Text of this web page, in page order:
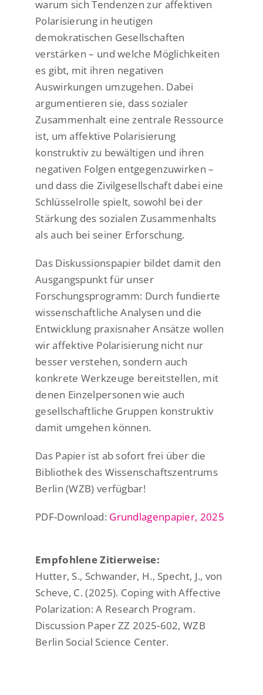
warum sich Tendenzen zur affektiven
Polarisierung in heutigen
demokratischen Gesellschaften
verstärken – und welche Möglichkeiten
es gibt, mit ihren negativen
Auswirkungen umzugehen. Dabei
argumentieren sie, dass sozialer
Zusammenhalt eine zentrale Ressource
ist, um affektive Polarisierung
konstruktiv zu bewältigen und ihren
negativen Folgen entgegenzuwirken –
und dass die Zivilgesellschaft dabei eine
Schlüsselrolle spielt, sowohl bei der
Stärkung des sozialen Zusammenhalts
als auch bei seiner Erforschung.
Das Diskussionspapier bildet damit den
Ausgangspunkt für unser
Forschungsprogramm: Durch fundierte
wissenschaftliche Analysen und die
Entwicklung praxisnaher Ansätze wollen
wir affektive Polarisierung nicht nur
besser verstehen, sondern auch
konkrete Werkzeuge bereitstellen, mit
denen Einzelpersonen wie auch
gesellschaftliche Gruppen konstruktiv
damit umgehen können.
Das Papier ist ab sofort frei über die
Bibliothek des Wissenschaftszentrums
Berlin (WZB) verfügbar!
PDF-Download: Grundlagenpapier, 2025
Empfohlene Zitierweise:
Hutter, S., Schwander, H., Specht, J., von
Scheve, C. (2025). Coping with Affective
Polarization: A Research Program.
Discussion Paper ZZ 2025-602, WZB
Berlin Social Science Center.